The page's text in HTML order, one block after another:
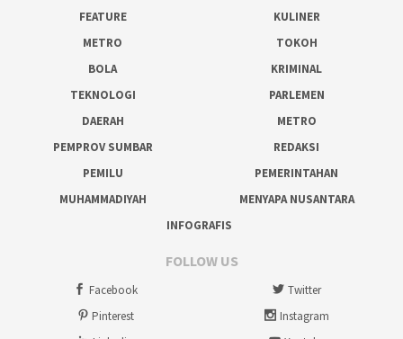
FEATURE
KULINER
METRO
TOKOH
BOLA
KRIMINAL
TEKNOLOGI
PARLEMEN
DAERAH
METRO
PEMPROV SUMBAR
REDAKSI
PEMILU
PEMERINTAHAN
MUHAMMADIYAH
MENYAPA NUSANTARA
INFOGRAFIS
FOLLOW US
Facebook
Twitter
Pinterest
Instagram